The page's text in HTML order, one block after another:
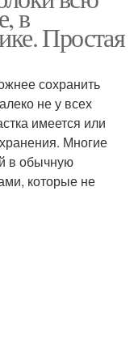
в
Простая
сохранить
не у всех
имеется или
Многие
в обычную
которые не